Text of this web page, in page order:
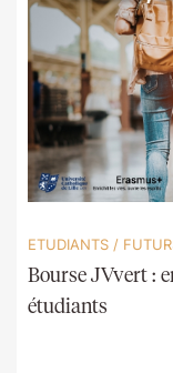
ETUDIANTS /
Bourse JVvert :
étudiants